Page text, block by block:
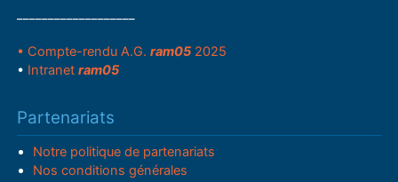
• Compte-rendu A.G.ram05 2025
• Intranetram05
Partenariats
Notre politique de partenariats
Nos conditions générales